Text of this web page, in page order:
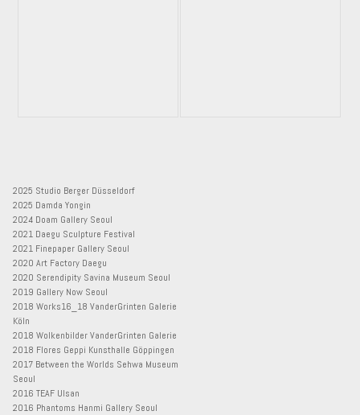
2025 Studio Berger Düsseldorf
2025 Damda Yongin
2024 Doam Gallery Seoul
2021 Daegu Sculpture Festival
2021 Finepaper Gallery Seoul
2020 Art Factory Daegu
2020 Serendipity Savina Museum Seoul
2019 Gallery Now Seoul
2018 Works16_18 VanderGrinten Galerie
Köln
2018 Wolkenbilder VanderGrinten Galerie
2018 Flores Geppi Kunsthalle Göppingen
2017 Between the Worlds Sehwa Museum
Seoul
2016 TEAF Ulsan
2016 Phantoms Hanmi Gallery Seoul